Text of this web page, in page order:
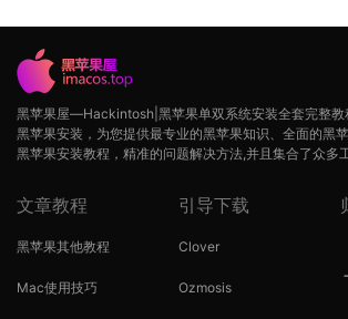
黑苹果屋—Hackintosh|黑苹果单双系统安装全套完整教
黑苹果安装，为您提供最专业的黑苹果知识、全面的黑
黑苹果安装教程，精准的问题解决方法,并且集合了众多
文章教程
黑苹果其他教程
Mac使用技巧
引导下载
Clover
Ozmosis